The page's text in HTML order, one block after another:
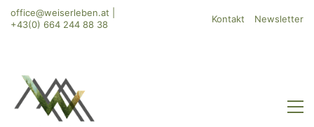
office@weiserleben.at
+43(0) 664 244 88 38
Kontakt Newsletter